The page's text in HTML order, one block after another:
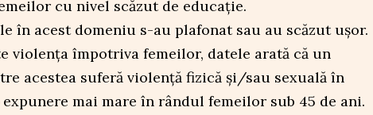
cu nivel scăzut de educație.
în acest domeniu s-au plafonat sau au scăzut ușor.
violența împotriva femeilor, datele arată că un
acestea suferă violență fizică și/sau sexuală în
mai mare în rândul femeilor sub 45 de ani.